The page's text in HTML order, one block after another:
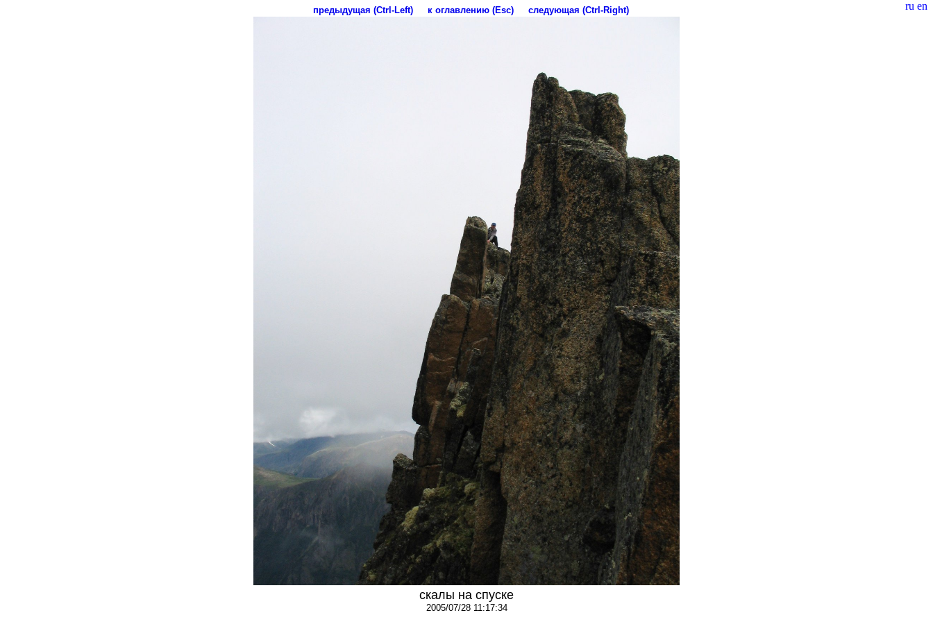
ru en
предыдущая (Ctrl-Left) к оглавлению (Esc) следующая (Ctrl-Right)
скалы на спуске
2005/07/28 11:17:34